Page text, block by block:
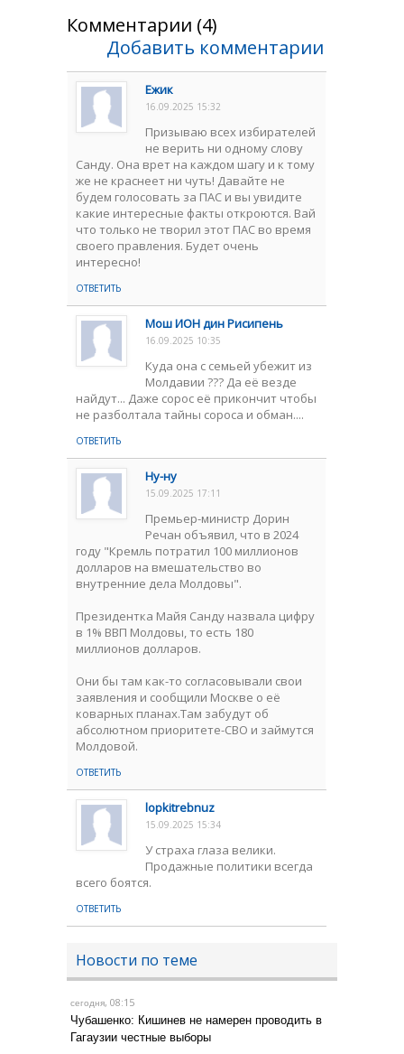
Комментарии (4)
Добавить комментарии
Ежик
16.09.2025 15:32
Призываю всех избирателей
не верить ни одному слову
Санду. Она врет на каждом шагу и к тому
же не краснеет ни чуть! Давайте не
будем голосовать за ПАС и вы увидите
какие интересные факты откроются. Вай
что только не творил этот ПАС во время
своего правления. Будет очень
интересно!
ОТВЕТИТЬ
Мош ИОН дин Рисипень
16.09.2025 10:35
Куда она с семьей убежит из
Молдавии ??? Да её везде
найдут... Даже сорос её прикончит чтобы
не разболтала тайны сороса и обман....
ОТВЕТИТЬ
Hy-нy
15.09.2025 17:11
Премьер-министр Дорин
Речан объявил, что в 2024
году "Кремль потратил 100 миллионов
долларов на вмешательство во
внутренние дела Молдовы".
Президентка Майя Санду назвала цифру
в 1% ВВП Молдовы, то есть 180
миллионов долларов.
Они бы там как-то согласовывали свои
заявления и сообщили Москве о её
коварных планах.Там забудут об
aбсолютном приоритете-СВО и займутся
Молдовой.
ОТВЕТИТЬ
lopkitrebnuz
15.09.2025 15:34
У страха глаза велики.
Продажные политики всегда
всего боятся.
ОТВЕТИТЬ
Новости по теме
сегодня, 08:15
Чубашенко: Кишинев не намерен проводить в
Гагаузии честные выборы